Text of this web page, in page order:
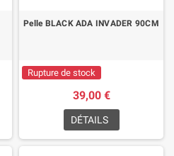
Pelle BLACK ADA INVADER 90CM
Rupture de stock
39,00 €
DÉTAILS